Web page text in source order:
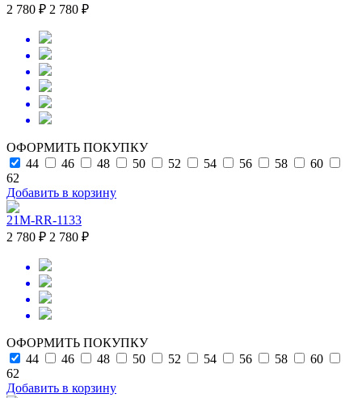
2 780 ₽ 2 780 ₽
ОФОРМИТЬ ПОКУПКУ
44
46 48 50 52 54 56 58
60
62
Добавить в корзину
21M-RR-1133
2 780 ₽ 2 780 ₽
ОФОРМИТЬ ПОКУПКУ
44
46 48 50 52 54 56 58
60
62
Добавить в корзину